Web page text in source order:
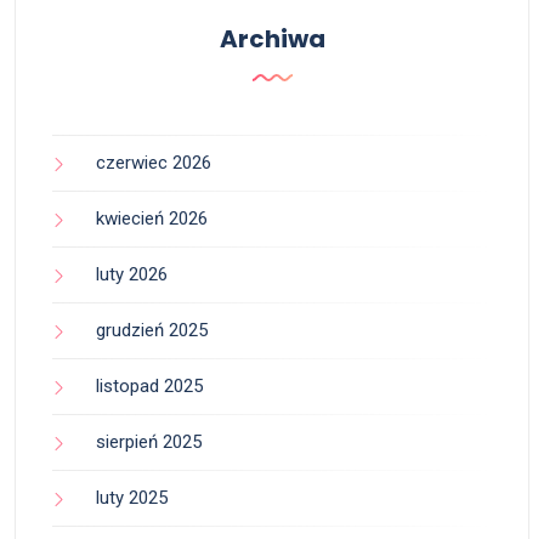
Archiwa
czerwiec 2026
kwiecień 2026
luty 2026
grudzień 2025
listopad 2025
sierpień 2025
luty 2025